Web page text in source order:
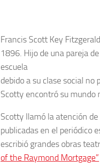
Francis Scott Key
1896. Hijo de una pareja
escuela
debido a su clase social no
Scotty encontró su mundo
Scotty llamó la atención
publicadas en el periódico
escribió grandes obras
of the Raymond Mortgage”